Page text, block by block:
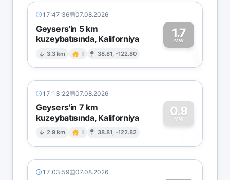
17:47:36 07.08.2026
Geysers'in 5 km
kuzeybatısında, Kaliforniya
3.3 km I 38.81, -122.80
1.7
MW1
17:13:22 07.08.2026
Geysers'in 7 km
kuzeybatısında, Kaliforniya
2.9 km I 38.81, -122.82
0.9
MW
0
17:03:59 07.08.2026